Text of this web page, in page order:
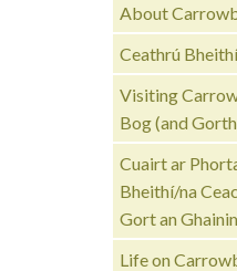
About
Ceathrú
Visiting
Bog (and
Cuairt ar
Bheithí/na
Gort an
Life on